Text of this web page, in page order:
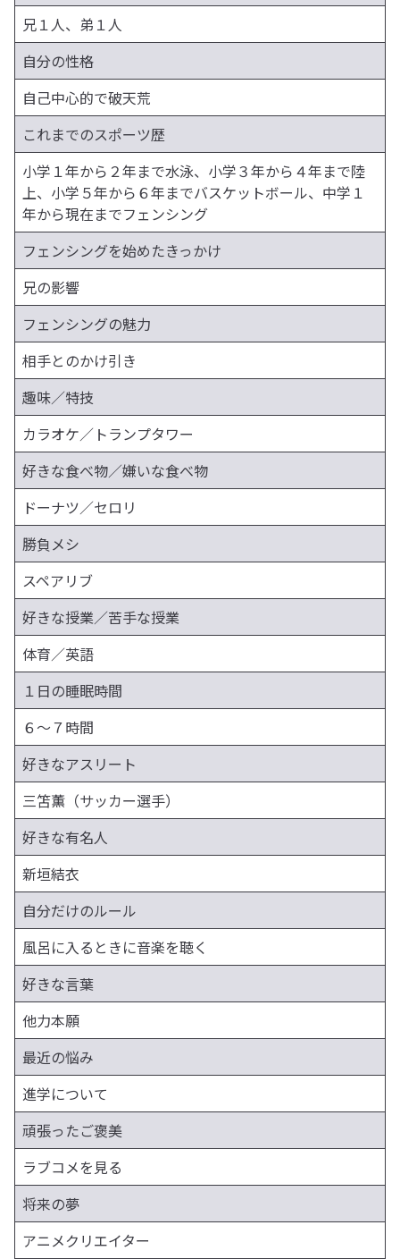
兄１人、弟１人
自分の性格
自己中心的で破天荒
これまでのスポーツ歴
小学１年から２年まで水泳、小学３年から４年まで陸
上、小学５年から６年までバスケットボール、中学１
年から現在までフェンシング
フェンシングを始めたきっかけ
兄の影響
フェンシングの魅力
相手とのかけ引き
趣味／特技
カラオケ／トランプタワー
好きな食べ物／嫌いな食べ物
ドーナツ／セロリ
勝負メシ
スペアリブ
好きな授業／苦手な授業
体育／英語
１日の睡眠時間
６〜７時間
好きなアスリート
三笘薫（サッカー選手）
好きな有名人
新垣結衣
自分だけのルール
風呂に入るときに音楽を聴く
好きな言葉
他力本願
最近の悩み
進学について
頑張ったご褒美
ラブコメを見る
将来の夢
アニメクリエイター